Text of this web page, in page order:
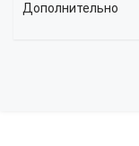
Дополнительно